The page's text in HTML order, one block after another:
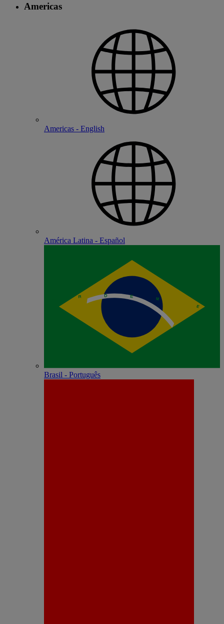
Americas
Americas - English
América Latina - Español
Brasil - Português